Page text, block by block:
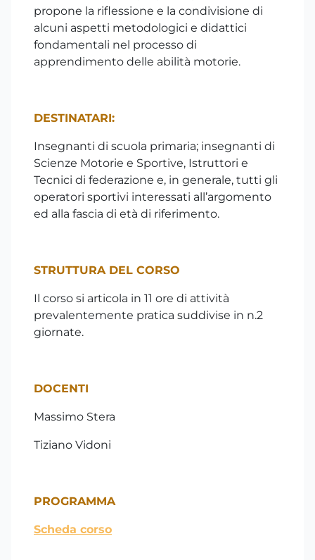
propone la riflessione e la condivisione di
alcuni aspetti metodologici e didattici
fondamentali nel processo di
apprendimento delle abilità motorie.
DESTINATARI:
Insegnanti di scuola primaria; insegnanti di
Scienze Motorie e Sportive, Istruttori e
Tecnici di federazione e, in generale, tutti gli
operatori sportivi interessati all’argomento
ed alla fascia di età di riferimento.
STRUTTURA DEL CORSO
Il corso si articola in 11 ore di attività
prevalentemente pratica suddivise in n.2
giornate.
DOCENTI
Massimo Stera
Tiziano Vidoni
PROGRAMMA
Scheda corso